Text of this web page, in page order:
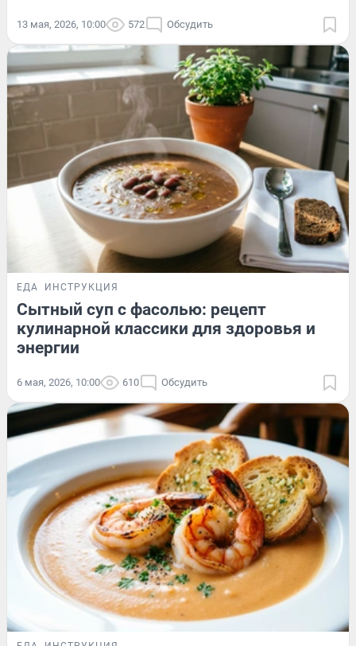
13 мая, 2026, 10:00 572 Обсудить
ЕДА ИНСТРУКЦИЯ
Сытный суп с фасолью: рецепт
кулинарной классики для здоровья и
энергии
6 мая, 2026, 10:00 610 Обсудить